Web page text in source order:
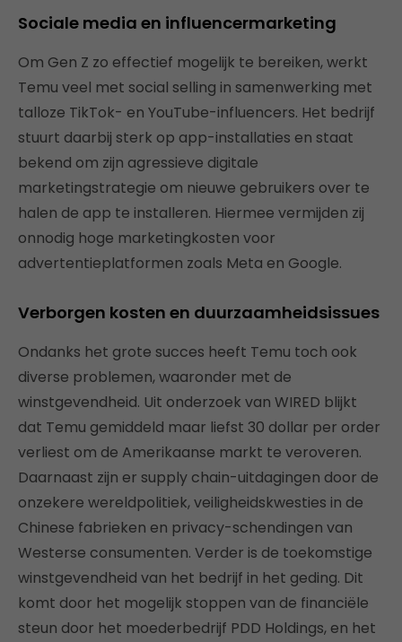
Sociale media en influencermarketing
Om Gen Z zo effectief mogelijk te bereiken, werkt
Temu veel met social selling in samenwerking met
talloze TikTok- en YouTube-influencers. Het bedrijf
stuurt daarbij sterk op app-installaties en staat
bekend om zijn agressieve digitale
marketingstrategie om nieuwe gebruikers over te
halen de app te installeren. Hiermee vermijden zij
onnodig hoge marketingkosten voor
advertentieplatformen zoals Meta en Google.
Verborgen kosten en duurzaamheidsissues
Ondanks het grote succes heeft Temu toch ook
diverse problemen, waaronder met de
winstgevendheid. Uit onderzoek van WIRED blijkt
dat Temu gemiddeld maar liefst 30 dollar per order
verliest om de Amerikaanse markt te veroveren.
Daarnaast zijn er supply chain-uitdagingen door de
onzekere wereldpolitiek, veiligheidskwesties in de
Chinese fabrieken en privacy-schendingen van
Westerse consumenten. Verder is de toekomstige
winstgevendheid van het bedrijf in het geding. Dit
komt door het mogelijk stoppen van de financiële
steun door het moederbedrijf PDD Holdings, en het